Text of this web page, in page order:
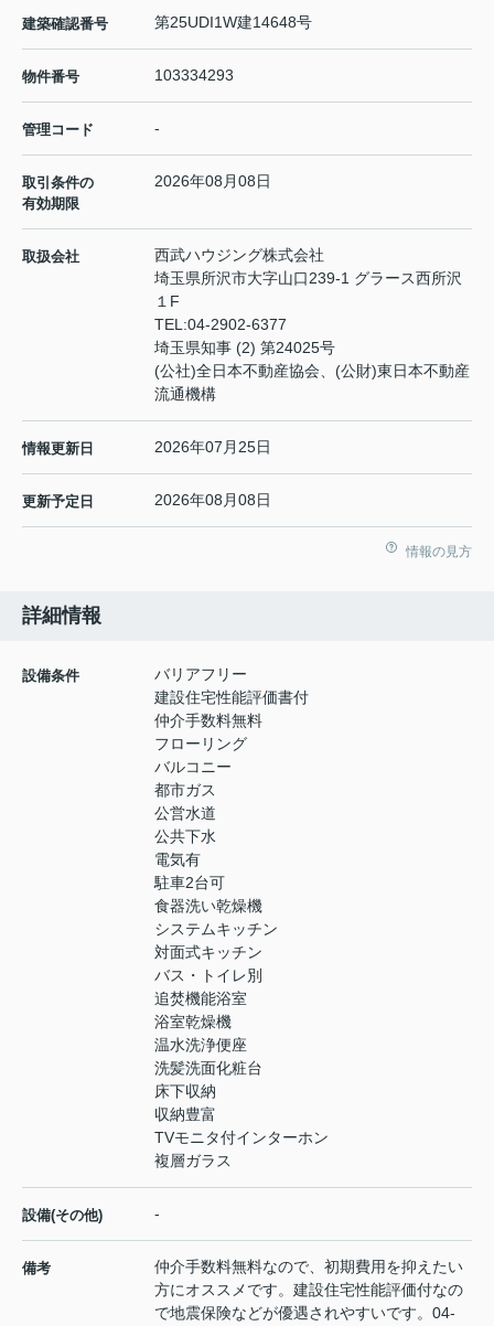
建築確認番号 第25UDI1W建14648号
物件番号 103334293
管理コード -
取引条件の
有効期限
2026年08月08日
取扱会社
西武ハウジング株式会社
埼玉県所沢市大字山口239-1 グラース西所沢
１F
TEL:04-2902-6377
埼玉県知事 (2) 第24025号
(公社)全日本不動産協会、(公財)東日本不動産
流通機構
情報更新日 2026年07月25日
更新予定日 2026年08月08日
情報の見方
詳細情報
設備条件
バリアフリー
建設住宅性能評価書付
仲介手数料無料
フローリング
バルコニー
都市ガス
公営水道
公共下水
電気有
駐車2台可
食器洗い乾燥機
システムキッチン
対面式キッチン
バス・トイレ別
追焚機能浴室
浴室乾燥機
温水洗浄便座
洗髪洗面化粧台
床下収納
収納豊富
TVモニタ付インターホン
複層ガラス
設備(その他) -
備考
仲介手数料無料なので、初期費用を抑えたい
方にオススメです。建設住宅性能評価付なの
で地震保険などが優遇されやすいです。04-